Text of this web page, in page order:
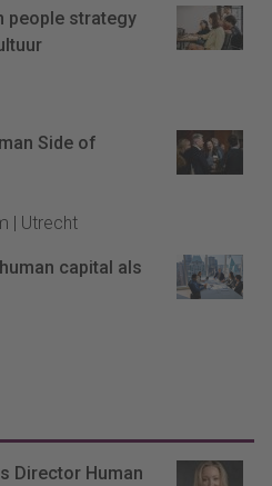
people strategy
Side of
| Utrecht
capital als
Director Human